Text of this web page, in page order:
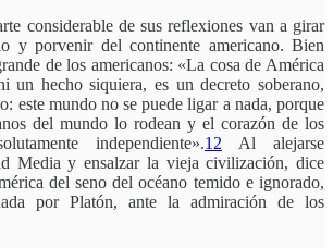
considerable de sus reflexiones van a girar
y porvenir del continente americano. Bien
de los americanos: «La cosa de América
un hecho siquiera, es un decreto soberano,
este mundo no se puede ligar a nada, porque
del mundo lo rodean y el corazón de los
independiente».12 Al alejarse
Media y ensalzar la vieja civilización, dice
del seno del océano temido e ignorado,
por Platón, ante la admiración de los